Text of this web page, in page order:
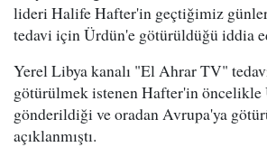
lideri Halife Hafter'in geçtiğimiz
tedavi için Ürdün'e götürüldüğü iddia
Yerel Libya kanalı "El Ahrar TV"
götürülmek istenen Hafter'in öncelikle
gönderildiği ve oradan Avrupa'ya
açıklanmıştı.